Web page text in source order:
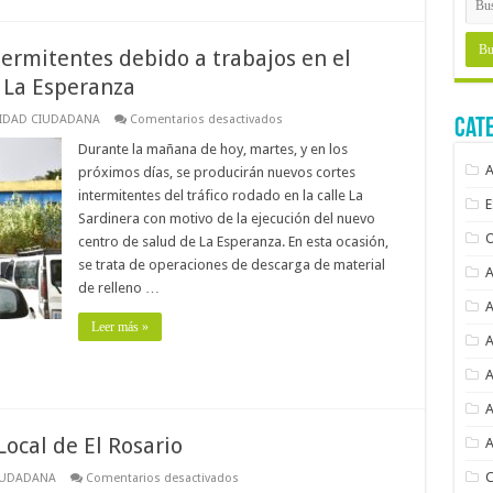
debido a trabajos en el
Esperanza
CIUDADANA Comentarios desactivadosen
cortes
tráfico
intermitentes
debido
a
en
el
próximo
Durante la mañana de hoy, martes, y en los
próximos días, se producirán nuevos cortes
intermitentes del tráfico rodado en la calle La
Sardinera con motivo de la ejecución del nuevo
centro de salud de La Esperanza. En esta ocasión,
se trata de operaciones de descarga de material
de relleno …
Leer más »
de El Rosario
Comentarios desactivadosen